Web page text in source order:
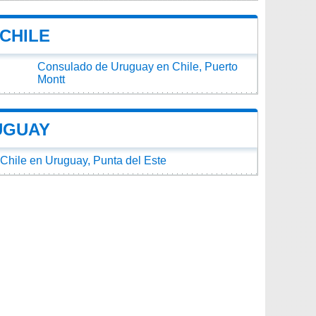
Consulado de Uruguay en Chile, Puerto
Montt
en Uruguay, Punta del Este